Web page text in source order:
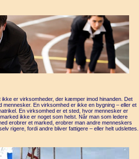
ikke er virksomheder, der kæmper imod hinanden. Det
En virksomhed er ikke en bygning – eller et
En virksomhed er et sted, hvor mennesker er
ikke er noget som helst. Når man som ledere
erobrer et marked, erobrer man andre menneskers
rigere, fordi andre bliver fattigere – eller helt udslettes.